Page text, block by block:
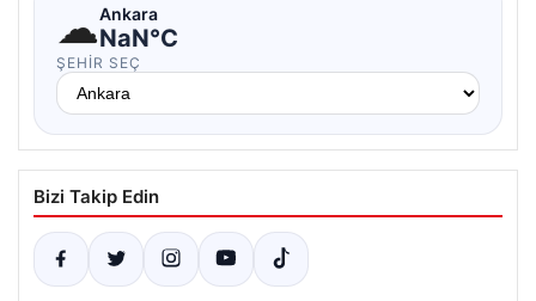
☁Ankara
NaN°C
ŞEHIR SEÇ
Bizi Takip Edin